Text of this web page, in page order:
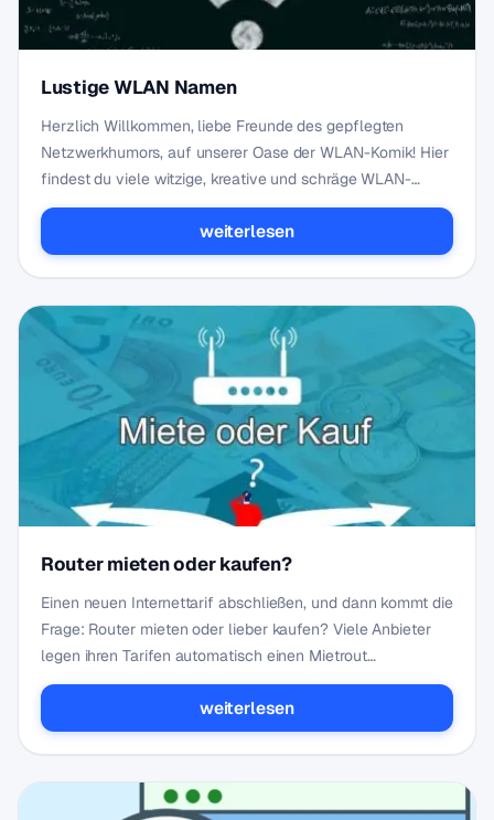
Lustige WLAN Namen
Herzlich Willkommen, liebe Freunde des gepflegten
Netzwerkhumors, auf unserer Oase der WLAN-Komik! Hier
findest du viele witzige, kreative und schräge WLAN-
Name…
weiterlesen
Router mieten oder kaufen?
Einen neuen Internettarif abschließen, und dann kommt die
Frage: Router mieten oder lieber kaufen? Viele Anbieter
legen ihren Tarifen automatisch einen Mietrout…
weiterlesen